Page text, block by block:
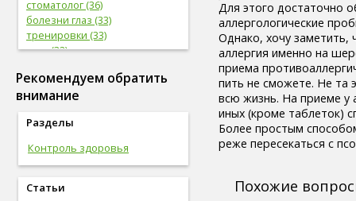
стоматолог (36)
болезни глаз (33)
тренировки (33)
нога (32)
фрукты (31)
сердечно-сосудистая
женская половая система (31)
живот (29)
болезни сердца и сосудов (28)
упражнения (27)
Рекомендуем обратить
внимание
Разделы
Контроль здоровья
Статьи
Для этого достаточно
аллергологические
Однако, хочу заметить,
аллергия именно на
приема
пить не сможете. Не та
всю жизнь. На приеме у
иных (кроме таблеток)
Более простым
реже пересекаться с
Похожие